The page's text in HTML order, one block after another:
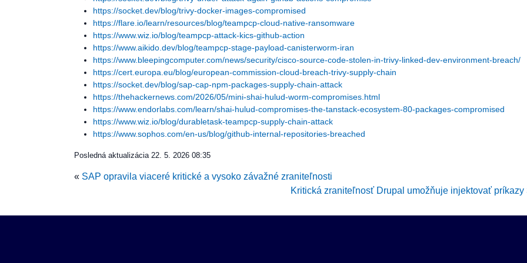
https://socket.dev/blog/trivy-docker-images-compromised
https://flare.io/learn/resources/blog/teampcp-cloud-native-ransomware
https://www.wiz.io/blog/teampcp-attack-kics-github-action
https://www.aikido.dev/blog/teampcp-stage-payload-canisterworm-iran
https://www.bleepingcomputer.com/news/security/cisco-source-code-stolen-in-trivy-linked-dev-environment-breach/
https://cert.europa.eu/blog/european-commission-cloud-breach-trivy-supply-chain
https://socket.dev/blog/sap-cap-npm-packages-supply-chain-attack
https://thehackernews.com/2026/05/mini-shai-hulud-worm-compromises.html
https://www.endorlabs.com/learn/shai-hulud-compromises-the-tanstack-ecosystem-80-packages-compromised
https://www.wiz.io/blog/durabletask-teampcp-supply-chain-attack
https://www.sophos.com/en-us/blog/github-internal-repositories-breached
Posledná aktualizácia 22. 5. 2026 08:35
« SAP opravila viaceré kritické a vysoko závažné zraniteľnosti
Kritická zraniteľnosť Drupal umožňuje injektovať príkazy